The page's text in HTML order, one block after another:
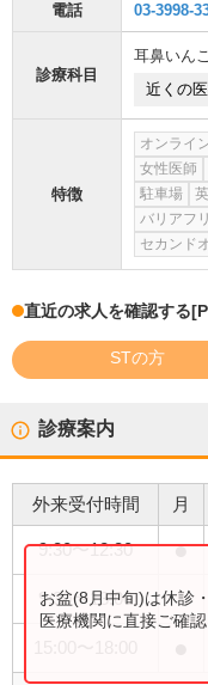
電話 03-3998-
診療科目
耳鼻いん
近くの
特徴
オンライ
女性医師
駐車場
バリアフ
セカンド
直近の求人を確認する
STの方
診療案内
外来受付時間 月
9:30〜12:30 ●
9:30〜13:00
お盆(8月中旬)は休診
医療機関に直接ご確認